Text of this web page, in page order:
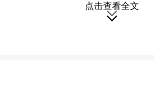
力”，保持强烈看齐意识，
尽责全过程，在党的旗帜
点击查看全文
